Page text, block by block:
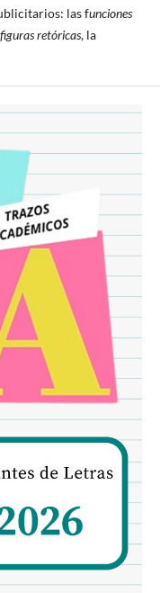
las funciones
figuras retóricas, la